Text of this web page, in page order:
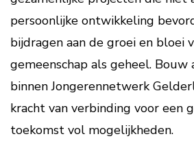
persoonlijke ontwikkeling
bijdragen aan de groei en bloei
gemeenschap als geheel. Bouw
binnen Jongerennetwerk
kracht van verbinding voor een
toekomst vol mogelijkheden.